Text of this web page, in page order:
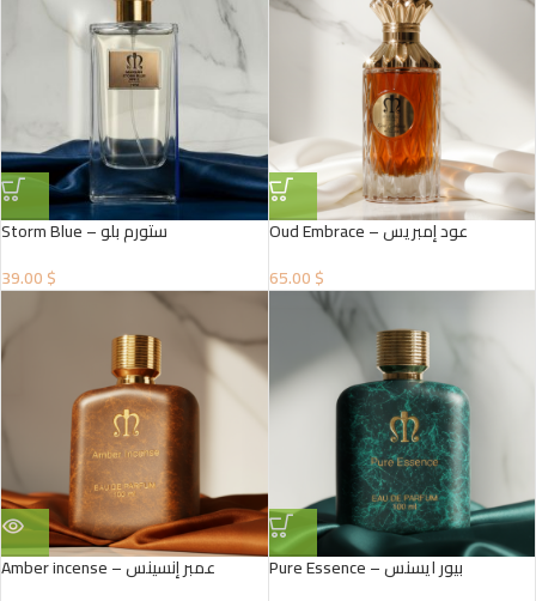
Storm Blue – ستورم بلو
39.00 $
Oud Embrace – عود إمبريس
65.00 $
Amber incense – عمبر إنسينس
Pure Essence – بيور ايسنس